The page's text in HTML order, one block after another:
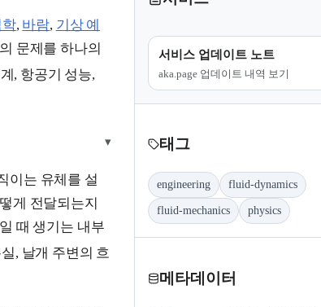
, 바람, 기상 예
문제를 하나의
, 항공기 성능,
▾
이는 유체를 설
게 전달되는지
때 생기는 내부
, 날개 주변의 흐
서비스 업데이트 노트
aka.page 업데이트 내역 보기
태그
engineering fluid-dynamics
fluid-mechanics physics
메타데이터